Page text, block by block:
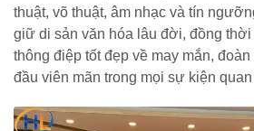
thuật, võ thuật, âm nhạc và tín
giữ di sản văn hóa lâu đời, đồng
thông điệp tốt đẹp về may mắn,
đầu viên mãn trong mọi sự kiện quan